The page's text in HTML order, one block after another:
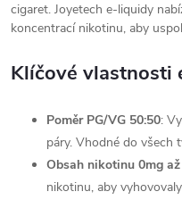
cigaret. Joyetech e-liquidy
koncentrací nikotinu, aby
Klíčové vlastnosti
Poměr PG/VG 50:50:
páry. Vhodné do všech
Obsah nikotinu 0mg
nikotinu, aby